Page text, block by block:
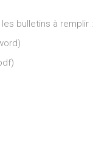
bulletins à remplir :